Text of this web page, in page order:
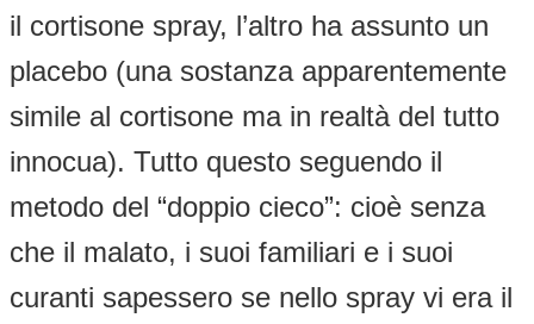
il cortisone spray, l’altro ha assunto un
placebo (una sostanza apparentemente
simile al cortisone ma in realtà del tutto
innocua). Tutto questo seguendo il
metodo del “doppio cieco”: cioè senza
che il malato, i suoi familiari e i suoi
curanti sapessero se nello spray vi era il